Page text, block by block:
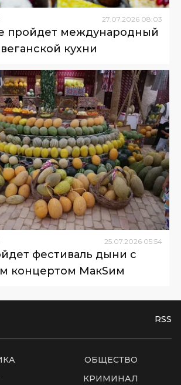
27 07 2026 08:03
пройдет международный
кухни
25.07.2026 05:54
фестиваль дыни с
концертом МакSим
RSS
ОБЩЕСТВО
КРИМИНАЛ